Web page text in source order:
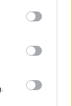
százezer
hogy levelező